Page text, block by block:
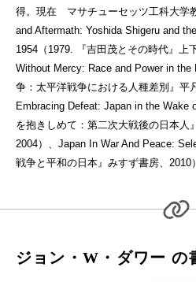
得。現在 マサチューセッツ工科大学
and Aftermath: Yoshida Shigeru and
1954（1979. 『吉田茂とその時代』上
Without Mercy: Race and Power in
争：太平洋戦争における人種差別』平
Embracing Defeat: Japan in the Wake
を抱きしめて：第二次大戦後の日本人
2004）、Japan In War And Peace:
戦争と平和の日本』みすず書房、2010
ジョン・W・ダワー の